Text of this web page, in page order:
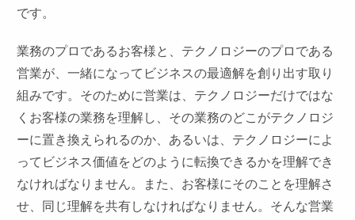
です。
業務のプロであるお客様と、テクノロジーのプロである
営業が、一緒になってビジネスの最適解を創り出す取り
組みです。そのために営業は、テクノロジーだけではな
くお客様の業務を理解し、その業務のどこがテクノロジ
ーに置き換えられるのか、あるいは、テクノロジーによ
ってビジネス価値をどのように転換できるかを理解でき
なければなりません。また、お客様にそのことを理解さ
せ、同じ理解を共有しなければなりません。そんな営業